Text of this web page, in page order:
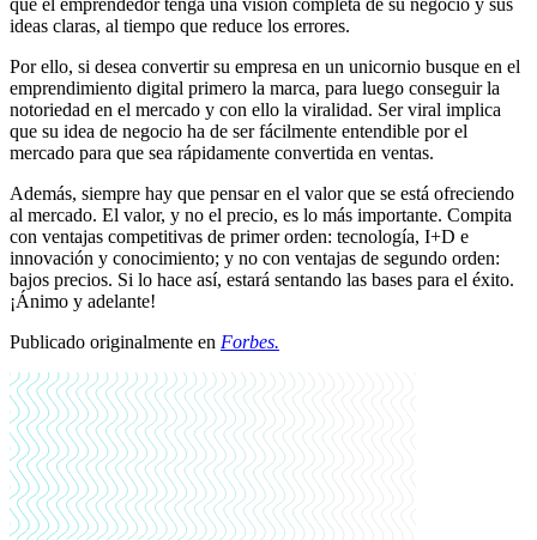
que el emprendedor tenga una visión completa de su negocio y sus
ideas claras, al tiempo que reduce los errores.
Por ello, si desea convertir su empresa en un unicornio busque en el
emprendimiento digital primero la marca, para luego conseguir la
notoriedad en el mercado y con ello la viralidad. Ser viral implica
que su idea de negocio ha de ser fácilmente entendible por el
mercado para que sea rápidamente convertida en ventas.
Además, siempre hay que pensar en el valor que se está ofreciendo
al mercado. El valor, y no el precio, es lo más importante. Compita
con ventajas competitivas de primer orden: tecnología, I+D e
innovación y conocimiento; y no con ventajas de segundo orden:
bajos precios. Si lo hace así, estará sentando las bases para el éxito.
¡Ánimo y adelante!
Publicado originalmente en Forbes.